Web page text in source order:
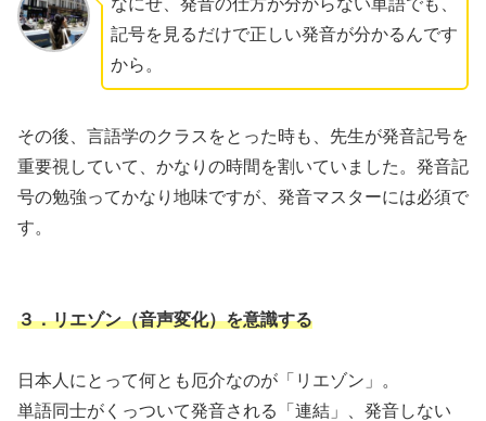
なにせ、発音の仕方が分からない単語でも、
記号を見るだけで正しい発音が分かるんです
から。
その後、言語学のクラスをとった時も、先生が発音記号を
重要視していて、かなりの時間を割いていました。発音記
号の勉強ってかなり地味ですが、発音マスターには必須で
す。
３．リエゾン（音声変化）を意識する
日本人にとって何とも厄介なのが「リエゾン」。
単語同士がくっついて発音される「連結」、発音しない